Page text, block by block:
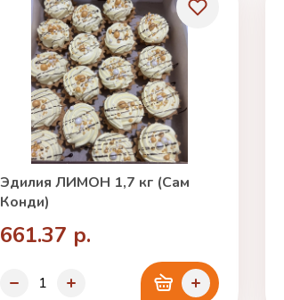
Эдилия ЛИМОН 1,7 кг (Сам
Конди)
661.37 р.